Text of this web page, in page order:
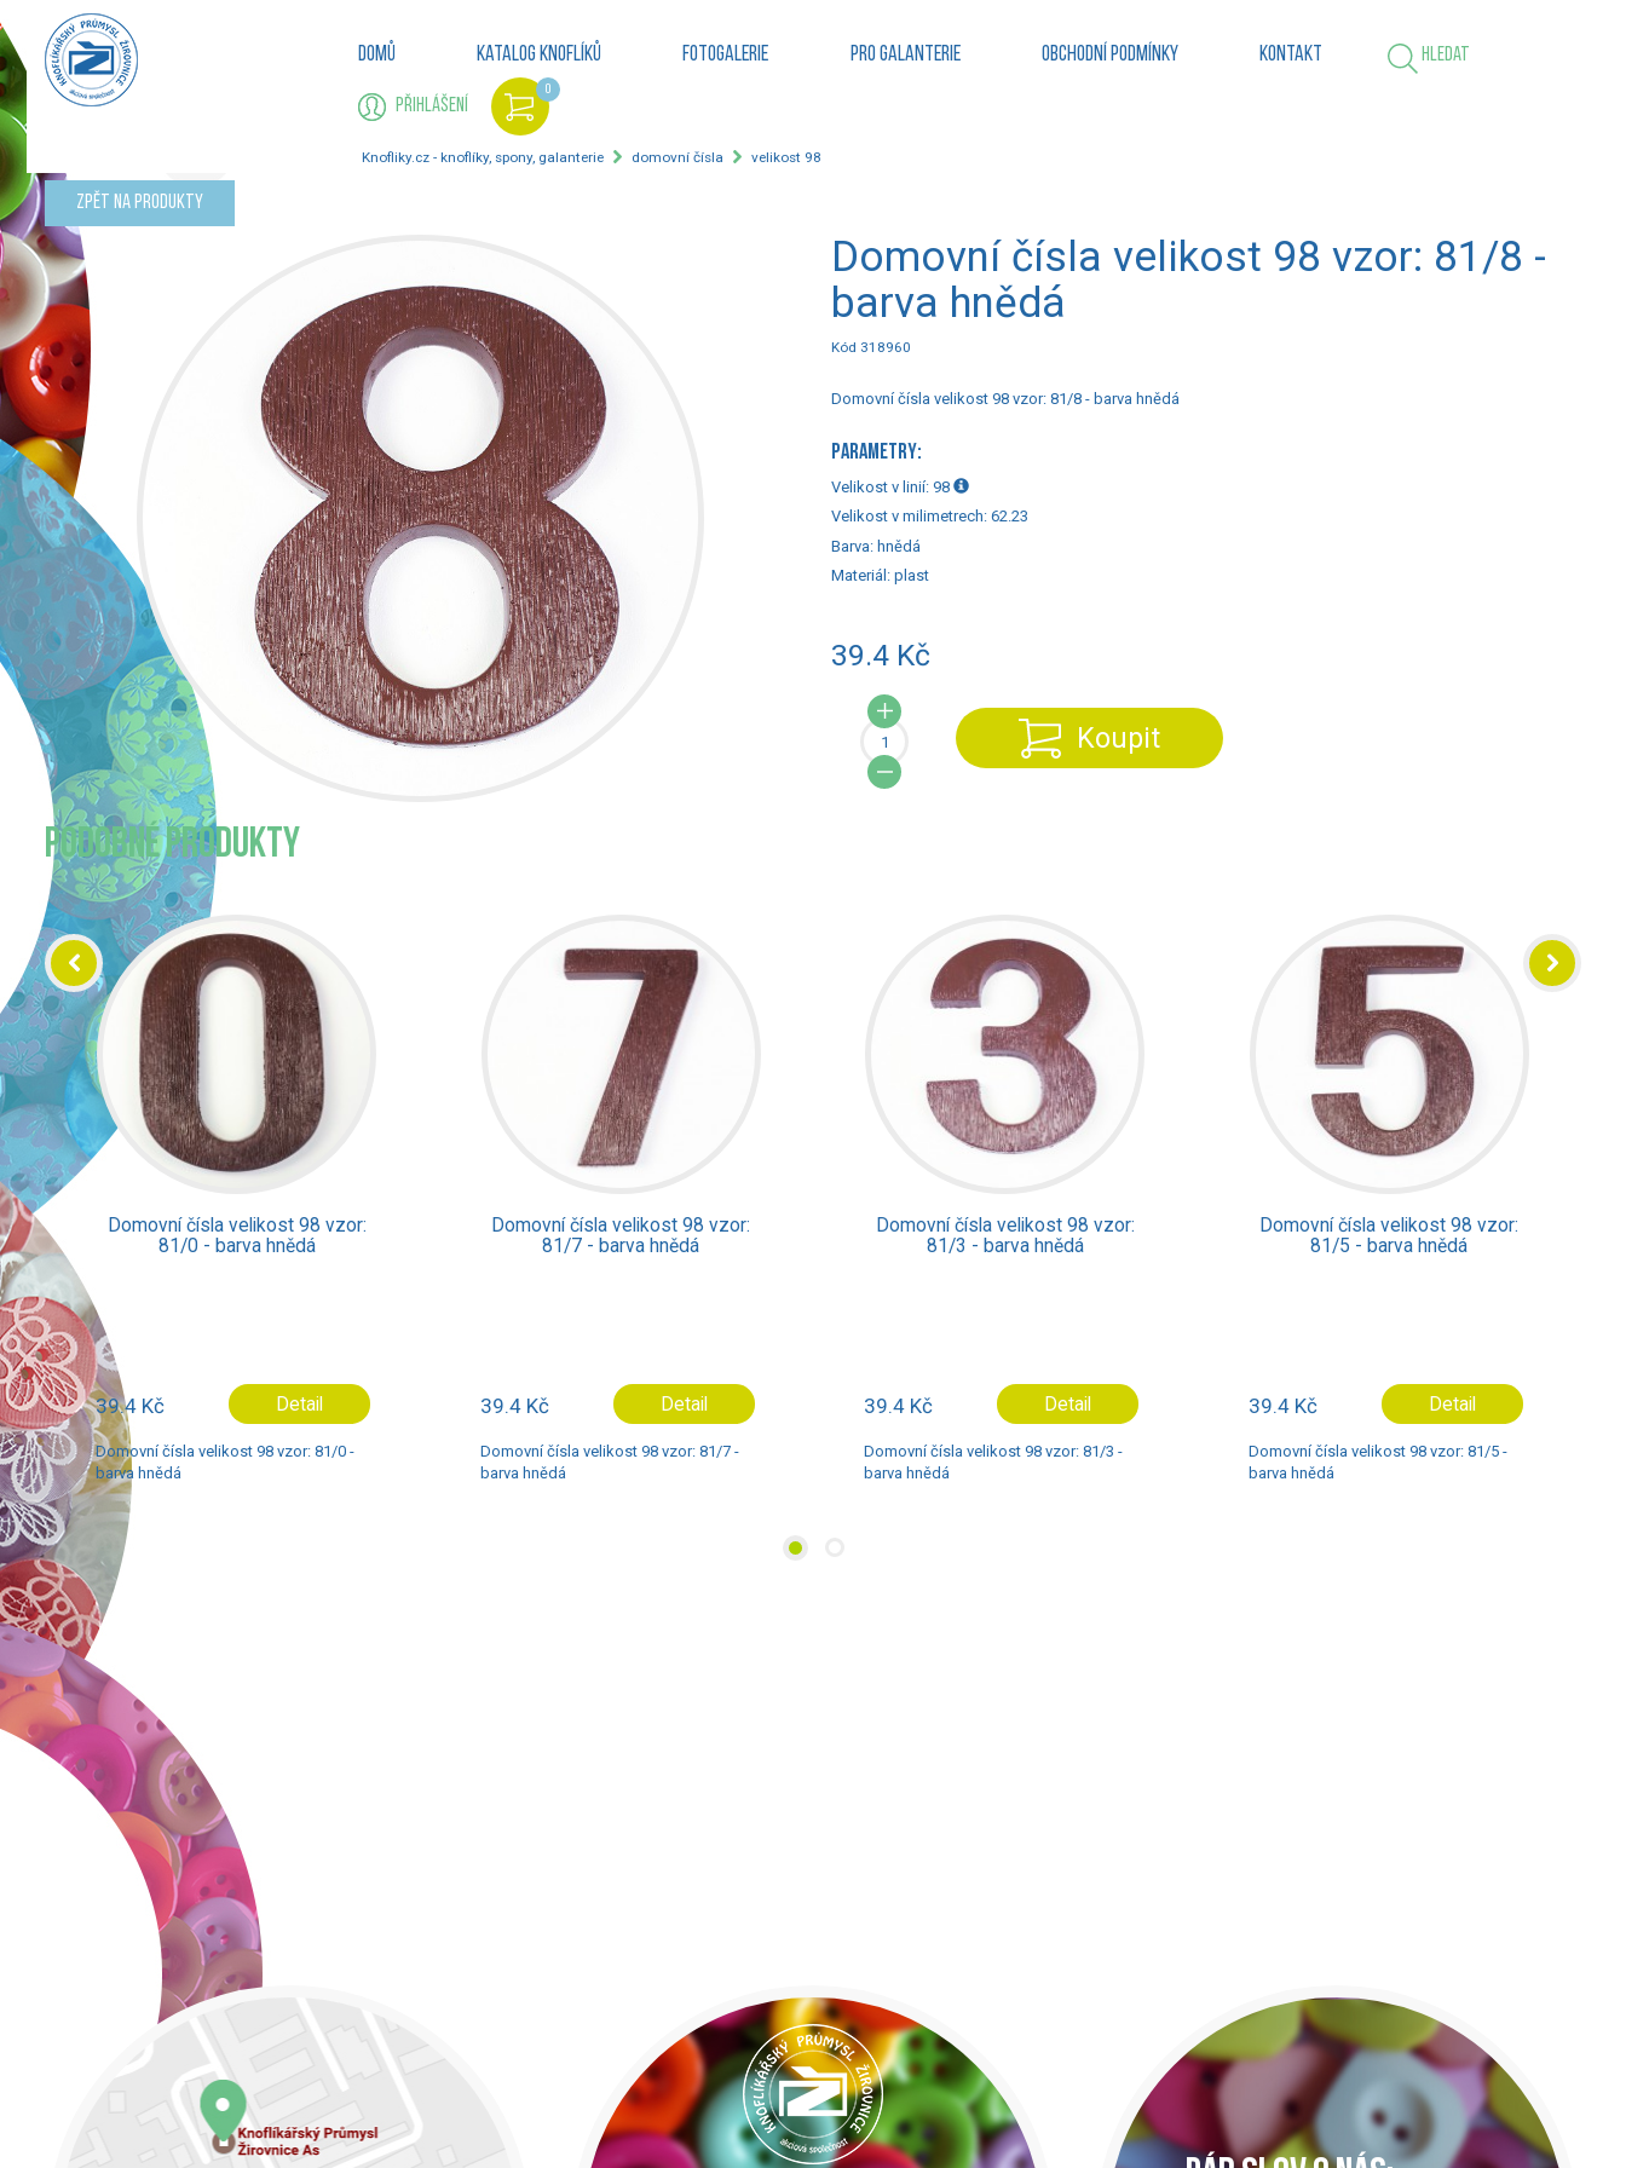
Domů Katalog knoflíků Fotogalerie Pro galanterie Obchodní podmínky Kontakt Hledat
Přihlášení
0
Knofliky.cz - knoflíky, spony, galanterie domovní čísla velikost 98
Zpět na produkty
Domovní čísla velikost 98 vzor: 81/8 -
barva hnědá
Kód 318960
Domovní čísla velikost 98 vzor: 81/8 - barva hnědá
PARAMETRY:
Velikost v linií: 98
Velikost v milimetrech: 62.23
Barva: hnědá
Materiál: plast
39.4 Kč
Koupit
PODOBNÉ PRODUKTY
Domovní čísla velikost 98 vzor:
81/7 - barva hnědá
39.4 Kč Detail
Domovní čísla velikost 98 vzor: 81/7 -
barva hnědá
Domovní čísla velikost 98 vzor:
81/3 - barva hnědá
39.4 Kč Detail
Domovní čísla velikost 98 vzor: 81/3 -
barva hnědá
Domovní čísla velikost 98 vzor:
81/5 - barva hnědá
39.4 Kč Detail
Domovní čísla velikost 98 vzor: 81/5 -
barva hnědá
Domovní čísla velikost 98 vzor:
81/8 - barva hnědá
39.4 Kč Detail
Domovní čísla velikost 98 vzor: 81/8 -
barva hnědá